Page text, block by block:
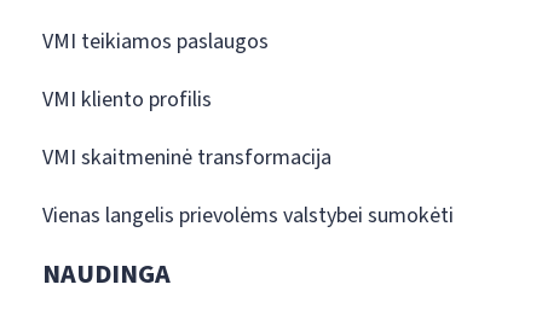
VMI teikiamos paslaugos
VMI kliento profilis
VMI skaitmeninė transformacija
Vienas langelis prievolėms valstybei sumokėti
NAUDINGA